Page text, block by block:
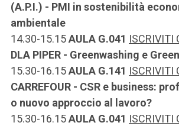
(A.P.I.) - PMI in sostenibilità
ambientale
14.30-15.15AULA G.041 ISCRIVITI
DLA PIPER - Greenwashing e
15.30-16.15AULA G.141 ISCRIVITI
CARREFOUR - CSR e business:
o nuovo approccio al lavoro?
15.30-16.15AULA G.041 ISCRIVITI